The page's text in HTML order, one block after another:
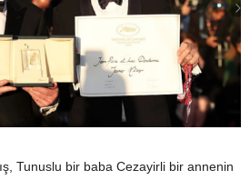
Tunuslu bir baba Cezayirli bir annenin